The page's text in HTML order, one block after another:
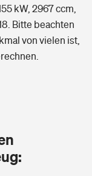
kW, 2967 ccm,
Bitte beachten
von vielen ist,